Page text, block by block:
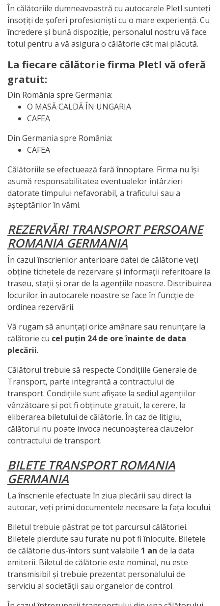
În călătoriile dumneavoastră cu autocarele Pletl sunteți
însoțiți de șoferi profesioniști cu o mare experiență. Cu
încredere și bună dispoziție, personalul nostru vă face
totul pentru a vă asigura o călătorie cât mai plăcută.
La fiecare călătorie firma Pletl vă oferă
gratuit:
Din România spre Germania:
O MASĂ CALDĂ ÎN UNGARIA
CAFEA
Din Germania spre România:
CAFEA
Călătoriile se efectuează fară înnoptare. Firma nu își
asumă responsabilitatea eventualelor întârzieri
datorate timpului nefavorabil, a traficului sau a
așteptărilor în vămi.
REZERVĂRI TRANSPORT PERSOANE
ROMANIA GERMANIA
În cazul înscrierilor anterioare datei de călătorie veți
obține tichetele de rezervare și informații referitoare la
traseu, stații și orar de la agențiile noastre. Distribuirea
locurilor în autocarele noastre se face în funcție de
ordinea rezervării.
Vă rugam să anunțați orice amânare sau renunțare la
călătorie cu cel puțin 24 de ore înainte de data
plecării.
Călătorul trebuie să respecte Condițiile Generale de
Transport, parte integrantă a contractului de
transport. Condițiile sunt afișate la sediul agențiilor
vânzătoare și pot fi obținute gratuit, la cerere, la
eliberarea biletului de călătorie. În caz de litigiu,
călătorul nu poate invoca necunoașterea clauzelor
contractului de transport.
BILETE TRANSPORT ROMANIA
GERMANIA
La înscrierile efectuate în ziua plecării sau direct la
autocar, veți primi documentele necesare la fața locului.
Biletul trebuie păstrat pe tot parcursul călătoriei.
Biletele pierdute sau furate nu pot fi înlocuite. Biletele
de călătorie dus-întors sunt valabile 1 an de la data
emiterii. Biletul de călătorie este nominal, nu este
transmisibil și trebuie prezentat personalului de
serviciu al societății sau organelor de control.